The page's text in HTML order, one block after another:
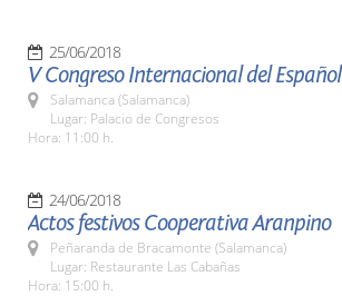
25/06/2018
V Congreso Internacional del Español
Salamanca (Salamanca)
Lugar: Palacio de Congresos
Hora: 11:00 h.
24/06/2018
Actos festivos Cooperativa Aranpino
Peñaranda de Bracamonte (Salamanca)
Lugar: Restaurante Las Cabañas
Hora: 15:00 h.